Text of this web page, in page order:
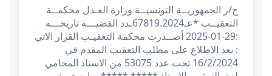
ح/ر الجمهوريــة التونسيــة وزارة العـدل محكمــة
التعقيــب *عـ67819.2024ـدد القضيـــة تاريخـــه
:29-01-2025 أصــدرت محكمة التعقيـب القرار الاتي
: بعد الاطلاع على مطلب التعقيب المقدم في
16/2/2024 تحت عدد 53075 من الاستاذ المحامي